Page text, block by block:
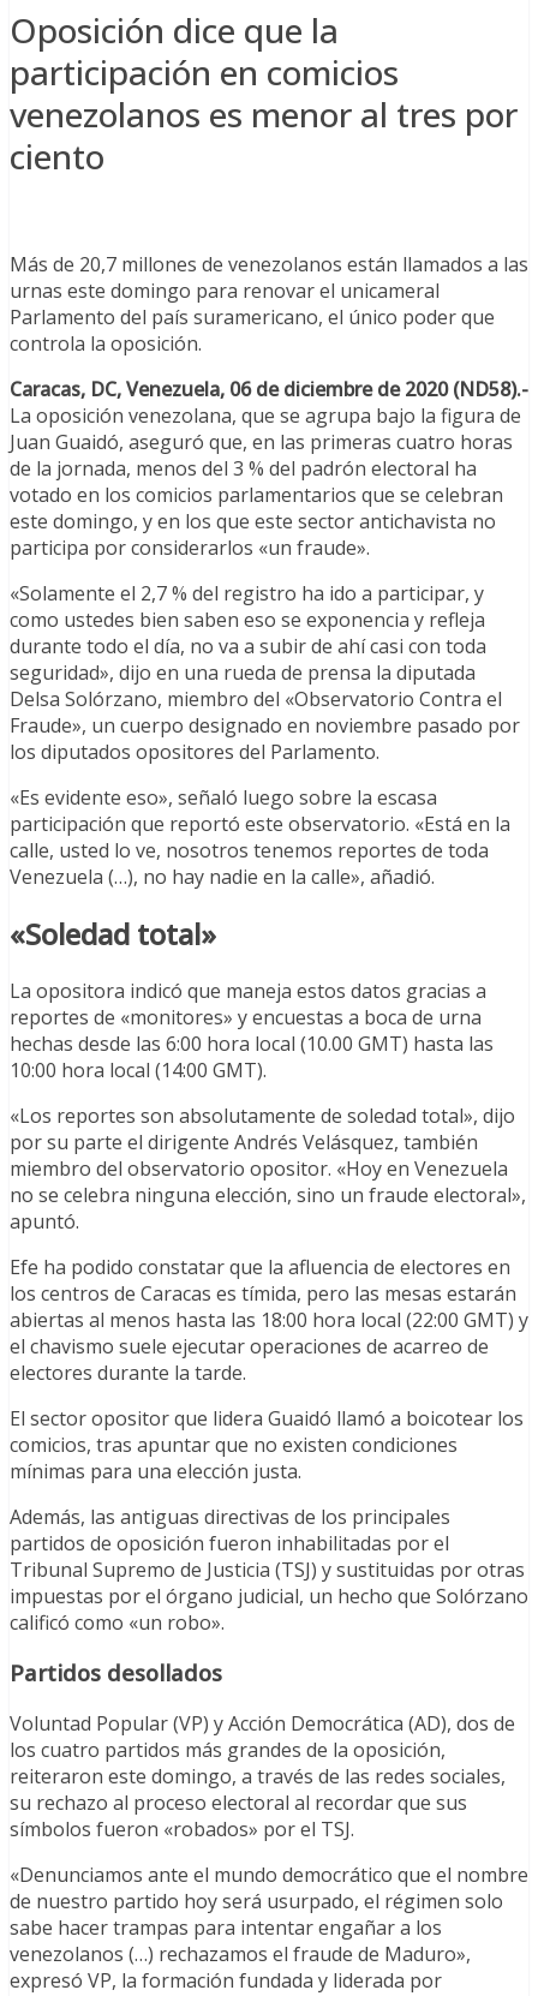
Oposición dice que la
participación en comicios
venezolanos es menor al tres por
ciento
Más de 20,7 millones de venezolanos están llamados a las
urnas este domingo para renovar el unicameral
Parlamento del país suramericano, el único poder que
controla la oposición.
Caracas, DC, Venezuela, 06 de diciembre de 2020 (ND58).-
La oposición venezolana, que se agrupa bajo la figura de
Juan Guaidó, aseguró que, en las primeras cuatro horas
de la jornada, menos del 3 % del padrón electoral ha
votado en los comicios parlamentarios que se celebran
este domingo, y en los que este sector antichavista no
participa por considerarlos «un fraude».
«Solamente el 2,7 % del registro ha ido a participar, y
como ustedes bien saben eso se exponencia y refleja
durante todo el día, no va a subir de ahí casi con toda
seguridad», dijo en una rueda de prensa la diputada
Delsa Solórzano, miembro del «Observatorio Contra el
Fraude», un cuerpo designado en noviembre pasado por
los diputados opositores del Parlamento.
«Es evidente eso», señaló luego sobre la escasa
participación que reportó este observatorio. «Está en la
calle, usted lo ve, nosotros tenemos reportes de toda
Venezuela (…), no hay nadie en la calle», añadió.
«Soledad total»
La opositora indicó que maneja estos datos gracias a
reportes de «monitores» y encuestas a boca de urna
hechas desde las 6:00 hora local (10.00 GMT) hasta las
10:00 hora local (14:00 GMT).
«Los reportes son absolutamente de soledad total», dijo
por su parte el dirigente Andrés Velásquez, también
miembro del observatorio opositor. «Hoy en Venezuela
no se celebra ninguna elección, sino un fraude electoral»,
apuntó.
Efe ha podido constatar que la afluencia de electores en
los centros de Caracas es tímida, pero las mesas estarán
abiertas al menos hasta las 18:00 hora local (22:00 GMT) y
el chavismo suele ejecutar operaciones de acarreo de
electores durante la tarde.
El sector opositor que lidera Guaidó llamó a boicotear los
comicios, tras apuntar que no existen condiciones
mínimas para una elección justa.
Además, las antiguas directivas de los principales
partidos de oposición fueron inhabilitadas por el
Tribunal Supremo de Justicia (TSJ) y sustituidas por otras
impuestas por el órgano judicial, un hecho que Solórzano
calificó como «un robo».
Partidos desollados
Voluntad Popular (VP) y Acción Democrática (AD), dos de
los cuatro partidos más grandes de la oposición,
reiteraron este domingo, a través de las redes sociales,
su rechazo al proceso electoral al recordar que sus
símbolos fueron «robados» por el TSJ.
«Denunciamos ante el mundo democrático que el nombre
de nuestro partido hoy será usurpado, el régimen solo
sabe hacer trampas para intentar engañar a los
venezolanos (…) rechazamos el fraude de Maduro»,
expresó VP, la formación fundada y liderada por